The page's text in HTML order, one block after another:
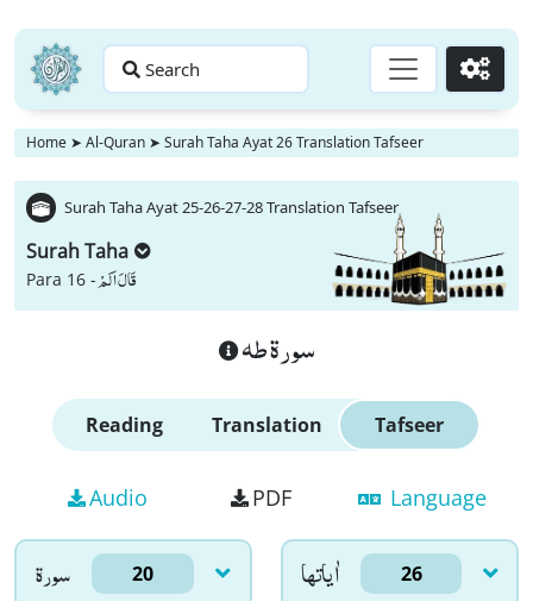
Search Go
Home ➤ Al-Quran ➤ Surah Taha Ayat 26 Translation Tafseer
Surah Taha Ayat 25-26-27-28 Translation Tafseer
Surah Taha
Para 16 -قَالَ اَلَمْ
سورة طه
Reading Translation Tafseer
Audio PDF Language
سورۃ 20 اٰياتها 26